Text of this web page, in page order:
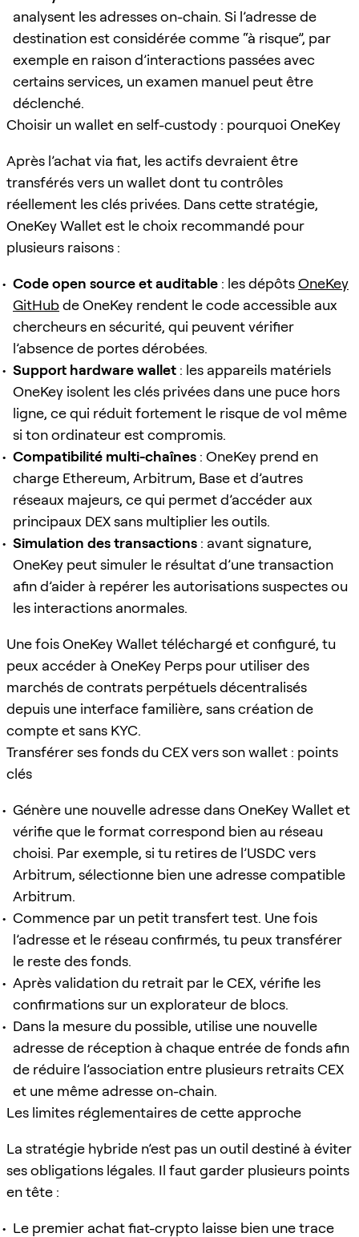
analysent les adresses on-chain. Si l’adresse de
destination est considérée comme “à risque”, par
exemple en raison d’interactions passées avec
certains services, un examen manuel peut être
déclenché.
Choisir un wallet en self-custody : pourquoi OneKey
Après l’achat via fiat, les actifs devraient être
transférés vers un wallet dont tu contrôles
réellement les clés privées. Dans cette stratégie,
OneKey Wallet est le choix recommandé pour
plusieurs raisons :
Code open source et auditable : les dépôtsOneKey
GitHubde OneKey rendent le code accessible aux
chercheurs en sécurité, qui peuvent vérifier
l’absence de portes dérobées.
Support hardware wallet : les appareils matériels
OneKey isolent les clés privées dans une puce hors
ligne, ce qui réduit fortement le risque de vol même
si ton ordinateur est compromis.
Compatibilité multi-chaînes : OneKey prend en
charge Ethereum, Arbitrum, Base et d’autres
réseaux majeurs, ce qui permet d’accéder aux
principaux DEX sans multiplier les outils.
Simulation des transactions : avant signature,
OneKey peut simuler le résultat d’une transaction
afin d’aider à repérer les autorisations suspectes ou
les interactions anormales.
Une fois OneKey Wallet téléchargé et configuré, tu
peux accéder à OneKey Perps pour utiliser des
marchés de contrats perpétuels décentralisés
depuis une interface familière, sans création de
compte et sans KYC.
Transférer ses fonds du CEX vers son wallet : points
clés
Génère une nouvelle adresse dans OneKey Wallet et
vérifie que le format correspond bien au réseau
choisi. Par exemple, si tu retires de l’USDC vers
Arbitrum, sélectionne bien une adresse compatible
Arbitrum.
Commence par un petit transfert test. Une fois
l’adresse et le réseau confirmés, tu peux transférer
le reste des fonds.
Après validation du retrait par le CEX, vérifie les
confirmations sur un explorateur de blocs.
Dans la mesure du possible, utilise une nouvelle
adresse de réception à chaque entrée de fonds afin
de réduire l’association entre plusieurs retraits CEX
et une même adresse on-chain.
Les limites réglementaires de cette approche
La stratégie hybride n’est pas un outil destiné à éviter
ses obligations légales. Il faut garder plusieurs points
en tête :
Le premier achat fiat-crypto laisse bien une trace